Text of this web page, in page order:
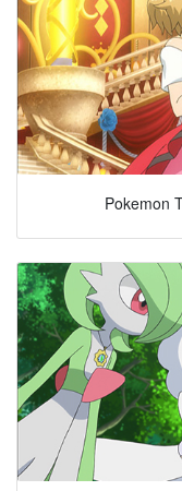
Pokemon